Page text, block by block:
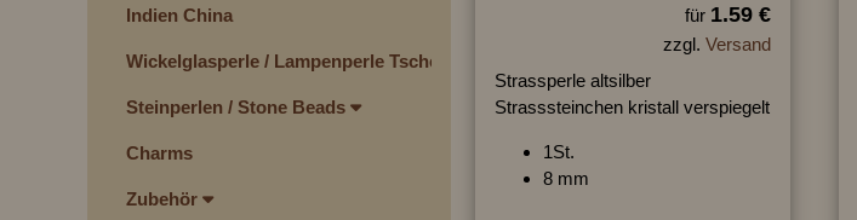
Indien China
Wickelglasperle / Lampenperle Tschechien
Steinperlen / Stone Beads
Charms
Zubehör
für 1.59 €
zzgl. Versand
Strassperle altsilber
Strasssteinchen kristall verspiegelt
1St.
8 mm